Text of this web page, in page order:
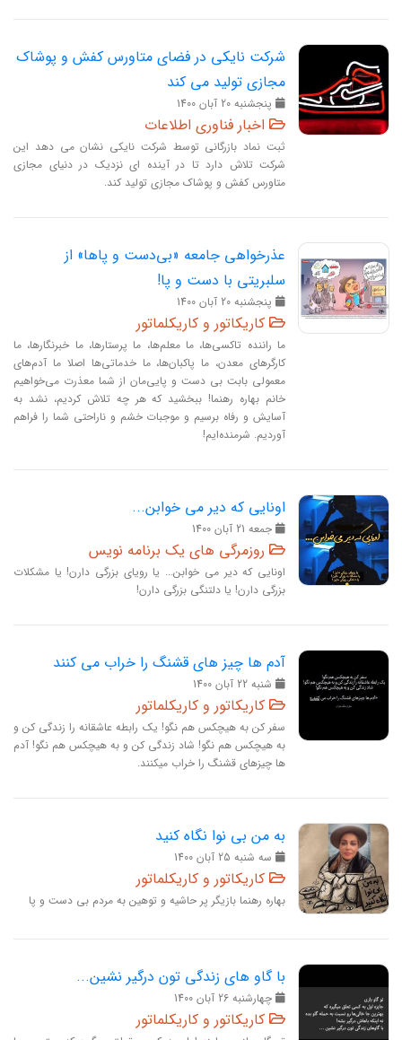
شرکت نایکی در فضای متاورس کفش و پوشاک
مجازی تولید می کند
پنجشنبه 20 آبان 1400
اخبار فناوری اطلاعات
ثبت نماد بازرگانی توسط شرکت نایکی نشان می دهد این
شرکت تلاش دارد تا در آینده ای نزدیک در دنیای مجازی
متاورس کفش و پوشاک مجازی تولید کند.
عذرخواهی جامعه «بی‌‌دست و پاها» از
سلبریتی با دست‌ و پا!
پنجشنبه 20 آبان 1400
کاریکاتور و کاریکلماتور
ما راننده تاکسی‌ها، ما معلم‌ها، ما پرستارها، ما خبرنگارها، ما
کارگرهای معدن، ما پاکبان‌ها، ما خدماتی‌ها اصلا ما آدم‌های
معمولی بابت بی دست و پایی‌مان از شما معذرت می‌خواهیم
خانم بهاره رهنما! ببخشید که هر چه تلاش کردیم، نشد به
آسایش و رفاه برسیم و موجبات خشم و ناراحتی شما را فراهم
آوردیم. شرمنده‌ایم!
اونایی که دیر می خوابن...
جمعه 21 آبان 1400
روزمرگی های یک برنامه نویس
اونایی که دیر می خوابن... یا رویای بزرگی دارن! یا مشکلات
بزرگی دارن! یا دلتنگی بزرگی دارن!
آدم ها چیز های قشنگ را خراب می کنند
شنبه 22 آبان 1400
کاریکاتور و کاریکلماتور
سفر کن به هیچکس هم نگو! یک رابطه عاشقانه را زندگی کن و
به هیچکس هم نگو! شاد زندگی کن و به هیچکس هم نگو! آدم
ها چیزهای قشنگ را خراب میکنند.
به من بی نوا نگاه کنید
سه‏ شنبه 25 آبان 1400
کاریکاتور و کاریکلماتور
بهاره رهنما بازیگر پر حاشیه و توهین به مردم بی دست و پا
با گاو های زندگی تون درگیر نشین...
چهارشنبه 26 آبان 1400
کاریکاتور و کاریکلماتور